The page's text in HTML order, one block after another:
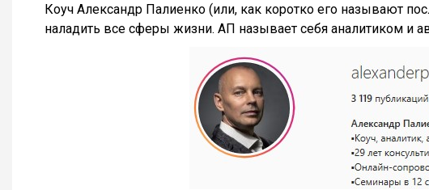
Коуч Александр Палиенко (или, как коротко его называют
наладить все сферы жизни. АП называет себя аналитиком и